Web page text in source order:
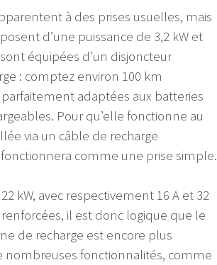
à des prises usuelles, mais
d’une puissance de 3,2 kW et
équipées d’un disjoncteur
: comptez environ 100 km
adaptées aux batteries
Pour qu’elle fonctionne au
via un câble de recharge
comme une prise simple.
kW, avec respectivement 16 A et 32
il est donc logique que le
de recharge est encore plus
nombreuses fonctionnalités, comme